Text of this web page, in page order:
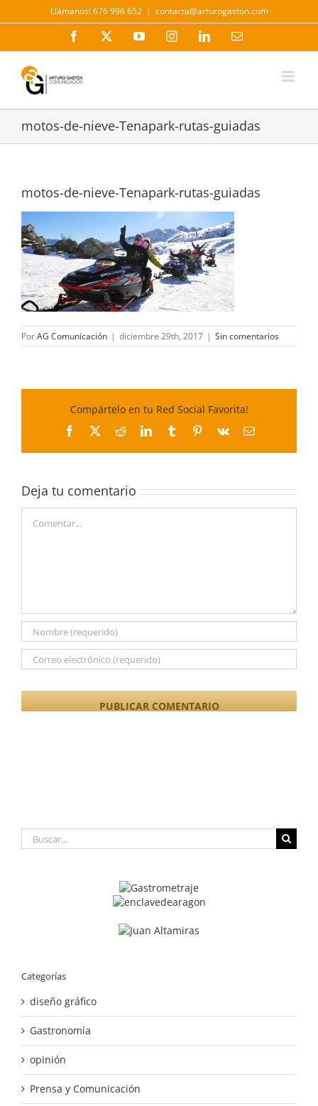
al
Llámanos! 676 996 652 | contacta@arturogaston.com
Facebook YouTubeInstagramLinkedInCorreo
motos-de-nieve-Tenapark-rutas-guiadas
motos-de-nieve-Tenapark-rutas-guiadas
PorAG Comunicación | diciembre 29th, 2017 | Sin comentarios
Compártelo en tu Red Social Favorita!
Facebook
X RedditLinkedInTumblrPinterest
Vk
Correo
Deja tu comentario
Buscar:
Categorías
diseño gráfico
Gastronomía
opinión
Prensa y Comunicación